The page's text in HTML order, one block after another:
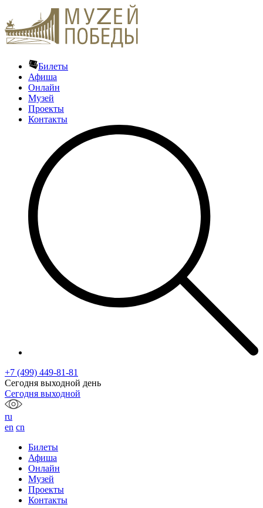
Билеты
Афиша
Онлайн
Музей
Проекты
Контакты
+7 (499) 449-81-81
Сегодня выходной день
Сегодня выходной
ru
en cn
Билеты
Афиша
Онлайн
Музей
Проекты
Контакты